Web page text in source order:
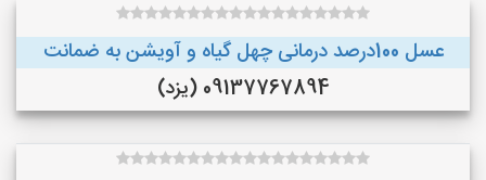
عسل 100درصد درمانی چهل گیاه و آویشن به ضمانت
09137767894 (یزد)